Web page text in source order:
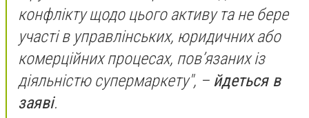
конфлікту щодо цього активу та не бере
участі в управлінських, юридичних або
комерційних процесах, пов’язаних із
діяльністю супермаркету", – йдеться в
заяві.